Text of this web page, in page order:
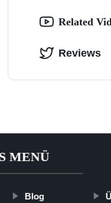
Related
Reviews
MENÜ
Blog